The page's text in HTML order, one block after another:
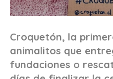
Croquetón, la
animalitos que
fundaciones o